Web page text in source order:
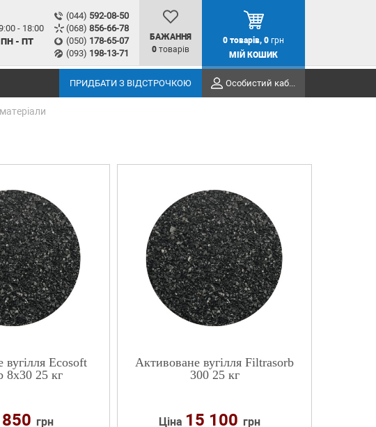
- 18:00
ПН - ПТ
(044) 592-08-50
(068) 856-66-78
(050) 178-65-07
(093) 198-13-71
БАЖАННЯ
0 товарів
0 товарів, 0 грн
МІЙ КОШИК
ПРИДБАТИ З ВІДСТРОЧКОЮ Особистий кабінет
Ecosoft
8х30 25 кг
грн
Активоване вугілля Filtrasorb
300 25 кг
Ціна 15 100 грн